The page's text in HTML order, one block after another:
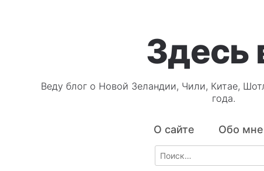
Здесь
Веду блог о Новой Зеландии, Чили, Китае,
года.
О сайте Обо мне
Search
for: